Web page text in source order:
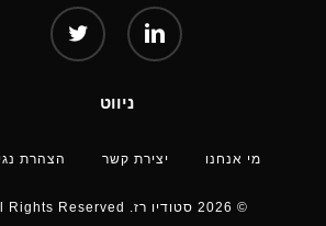
twitter linkedin
ניווט
מי אנחנו יצירת קשר הצהרת
© 2026 סטודיו רז. All Rights Reserved